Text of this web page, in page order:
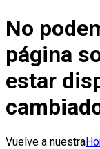
No
página
estar
Vuelve a nuestra